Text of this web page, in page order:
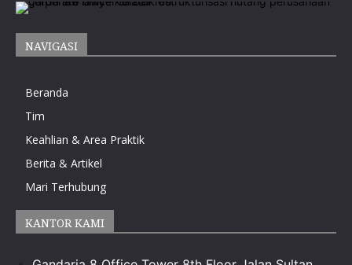
NAVIGASI
Beranda
Tim
Keahlian & Area Praktik
Berita & Artikel
Mari Terhubung
KANTOR KAMI